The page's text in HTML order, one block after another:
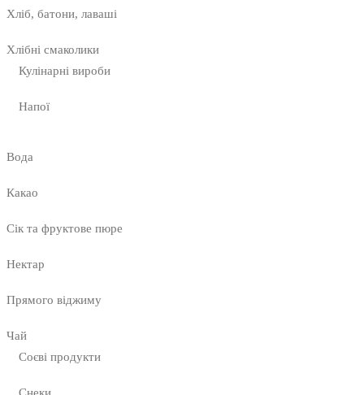
Хліб, батони, лаваші
Хлібні смаколики
Кулінарні вироби
Напої
Вода
Какао
Сік та фруктове пюре
Нектар
Прямого віджиму
Чай
Соєві продукти
Снеки